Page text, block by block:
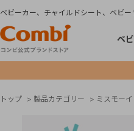
ベビーカー、チャイルドシート、ベビ
ベ
トップ > 製品カテゴリー > ミスモーイ